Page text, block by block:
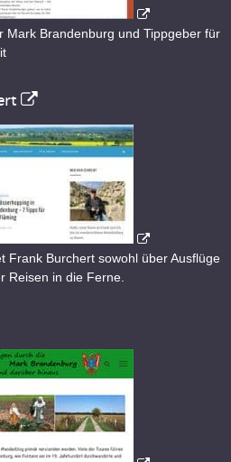
Mark Brandenburg und Tippgeber für
Frank Burchert sowohl über Ausflüge
Reisen in die Ferne.